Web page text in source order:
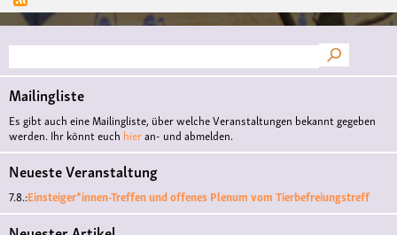
Suche
Mailingliste
Es gibt auch eine Mailingliste, über welche Veranstaltungen bekannt gegeben
werden. Ihr könnt euch hieran- und abmelden.
Neueste Veranstaltung
7.8.:Einsteiger*innen-Treffen und offenes Plenum vom Tierbefreiungstreff